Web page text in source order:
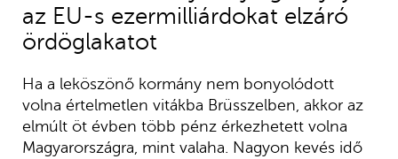
az EU-s ezermilliárdokat elzáró
ördöglakatot
Ha a leköszönő kormány nem bonyolódott
volna értelmetlen vitákba Brüsszelben, akkor az
elmúlt öt évben több pénz érkezhetett volna
Magyarországra, mint valaha. Nagyon kevés idő